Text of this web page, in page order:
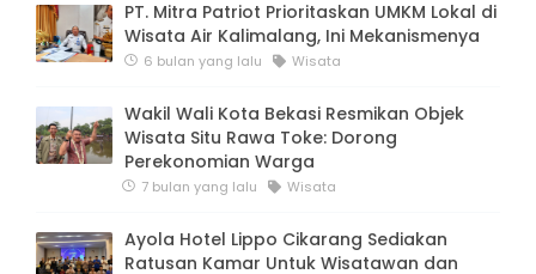
PT. Mitra Patriot Prioritaskan UMKM Lokal di
Wisata Air Kalimalang, Ini Mekanismenya
6 bulan yang lalu Wisata
Wakil Wali Kota Bekasi Resmikan Objek
Wisata Situ Rawa Toke: Dorong
Perekonomian Warga
7 bulan yang lalu Wisata
Ayola Hotel Lippo Cikarang Sediakan
Ratusan Kamar Untuk Wisatawan dan